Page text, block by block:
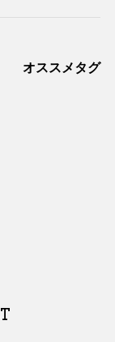
オススメタグ